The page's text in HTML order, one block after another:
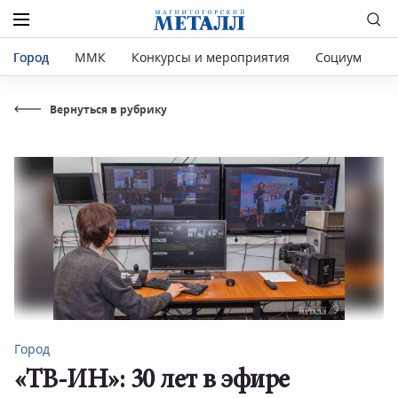
Город ММК Конкурсы и мероприятия Социум
Вернуться в рубрику
Город
«ТВ-ИН»: 30 лет в эфире